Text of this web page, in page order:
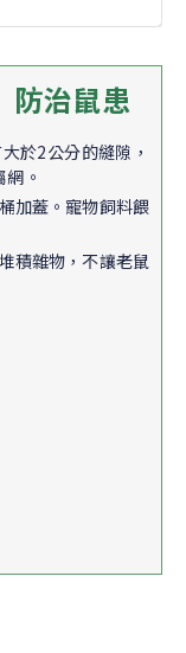
防治鼠患
於2公分的縫隙，
。
加蓋。寵物飼料餵
積雜物，不讓老鼠